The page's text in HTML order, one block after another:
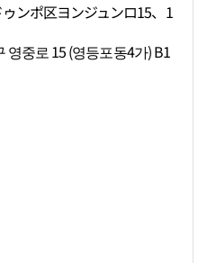
ンポ区ヨンジュンロ15、1
영중로 15 (영등포동4가) B1